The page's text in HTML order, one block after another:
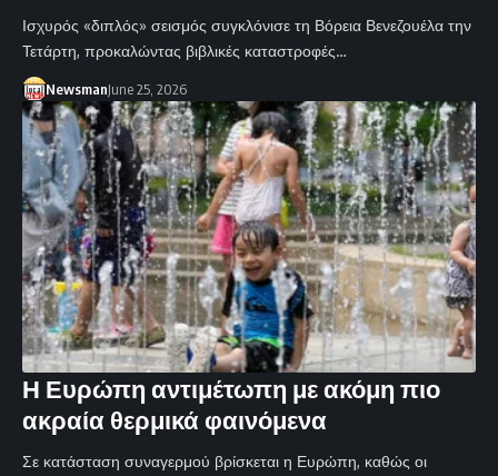
Ισχυρός «διπλός» σεισμός συγκλόνισε τη Βόρεια Βενεζουέλα την
Τετάρτη, προκαλώντας βιβλικές καταστροφές…
NewsmanJune 25, 2026
Η Ευρώπη αντιμέτωπη με ακόμη πιο
ακραία θερμικά φαινόμενα
Σε κατάσταση συναγερμού βρίσκεται η Ευρώπη, καθώς οι